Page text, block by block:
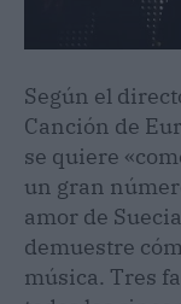
Según el
Canción de
se quiere
un gran
amor de
demuestre
música. Tres